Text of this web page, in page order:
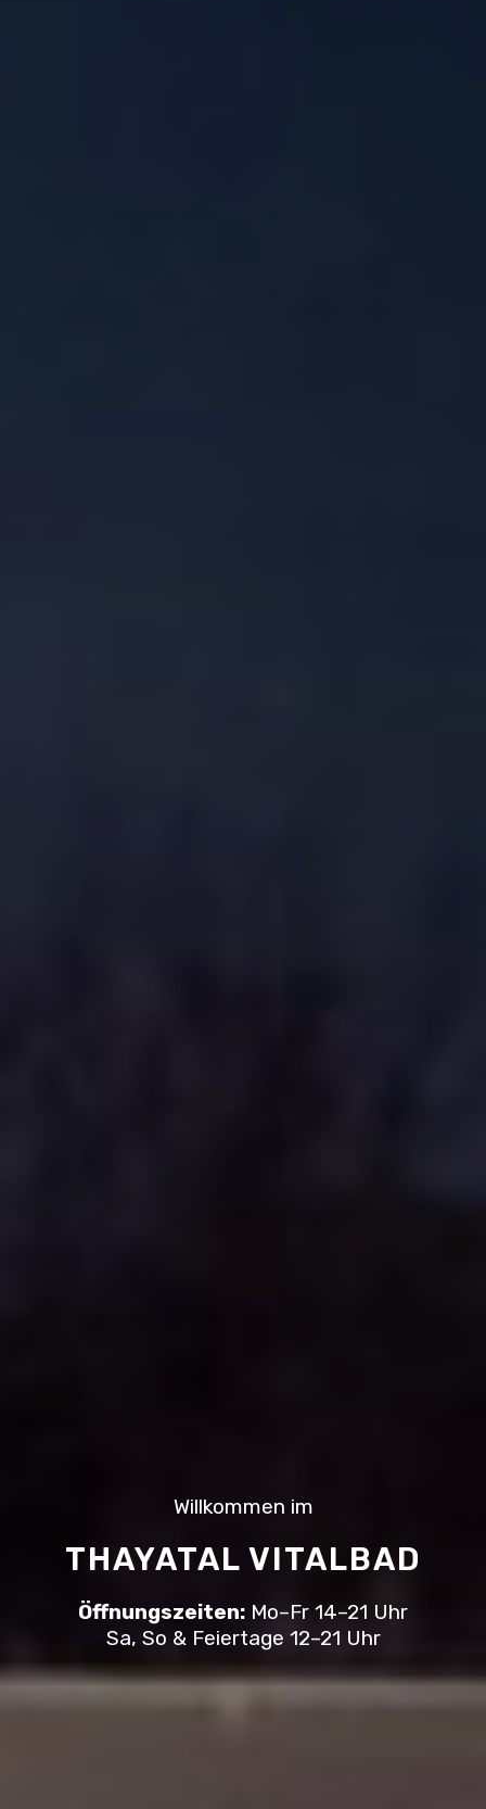
Willkommen im
THAYATAL VITALBAD
Öffnungszeiten: Mo–Fr 14–21 Uhr
Sa, So & Feiertage 12–21 Uhr